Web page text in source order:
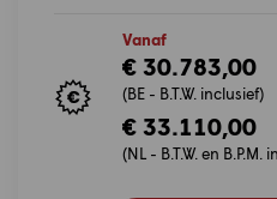
Vanaf
€ 30.783,00
(BE - B.T.W. inclusief)
€ 33.110,00
(NL - B.T.W. en B.P.M.